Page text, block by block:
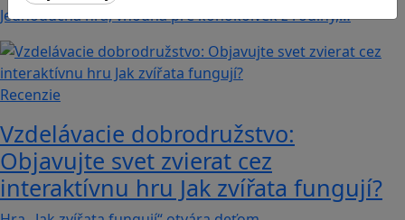
Jednoduchá hra, vhodná pre kohokoľvek z rodiny,…
Recenzie
Vzdelávacie dobrodružstvo:
Objavujte svet zvierat cez
interaktívnu hru Jak zvířata fungují?